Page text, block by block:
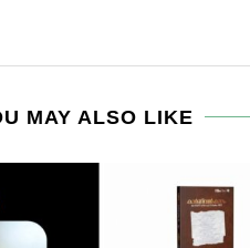
MAY ALSO LIKE